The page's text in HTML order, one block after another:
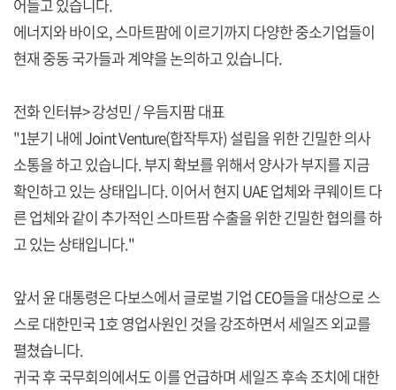
어들고 있습니다.
에너지와 바이오, 스마트팜에 이르기까지 다양한 중소기업들이
현재 중동 국가들과 계약을 논의하고 있습니다.
전화 인터뷰> 강성민 / 우듬지팜 대표
"1분기 내에 Joint Venture(합작투자) 설립을 위한 긴밀한 의사
소통을 하고 있습니다. 부지 확보를 위해서 양사가 부지를 지금
확인하고 있는 상태입니다. 이어서 현지 UAE 업체와 쿠웨이트 다
른 업체와 같이 추가적인 스마트팜 수출을 위한 긴밀한 협의를 하
고 있는 상태입니다."
앞서 윤 대통령은 다보스에서 글로벌 기업 CEO들을 대상으로 스
스로 대한민국 1호 영업사원인 것을 강조하면서 세일즈 외교를
펼쳤습니다.
귀국 후 국무회의에서도 이를 언급하며 세일즈 후속 조치에 대한